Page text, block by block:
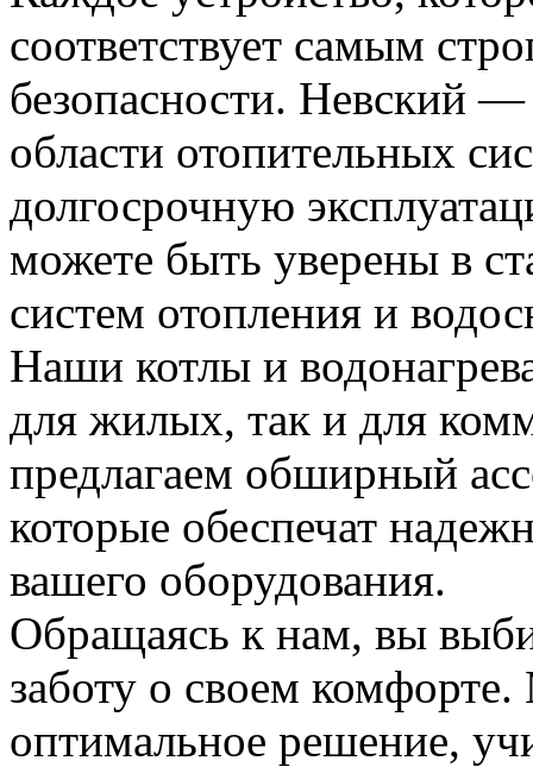
соответствует самым
безопасности. Невский
области отопительных
долгосрочную
можете быть уверены в
систем отопления и
Наши котлы и
для жилых, так и для
предлагаем обширный
которые обеспечат
вашего оборудования.
Обращаясь к нам, вы
заботу о своем
оптимальное решение,